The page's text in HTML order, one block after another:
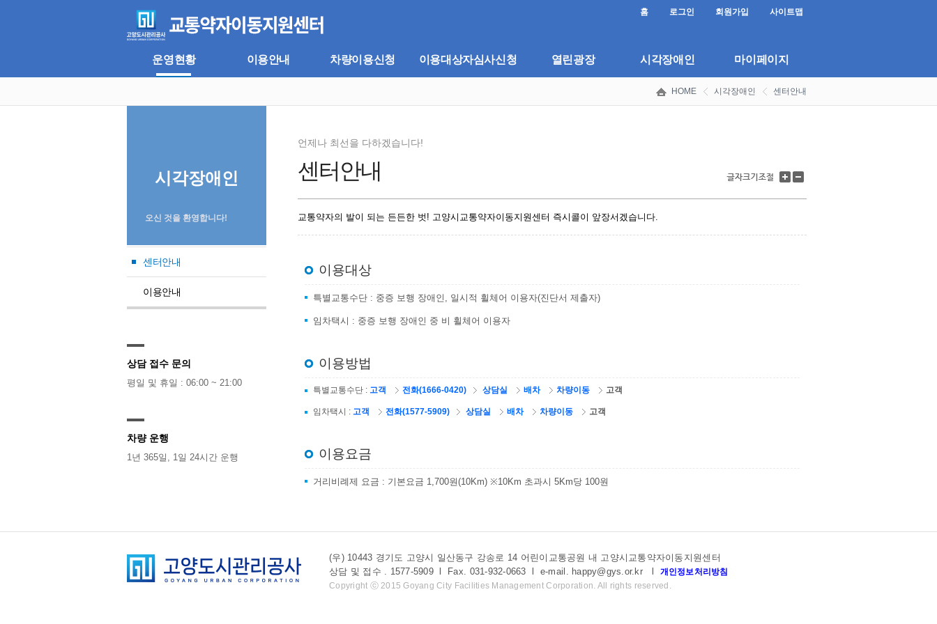
뉴
바
기
바
로
홈 로그인 회원가입 사이트맵
운영현황 이용안내 차량이용신청 이용대상자심사신청 열린광장 시각장애인 마이페이지
HOME 시각장애인 센터안내
시각장애인
오신 것을 환영합니다!
센터안내
이용안내
상담 접수 문의
평일 및 휴일 : 06:00 ~ 21:00
차량 운행
1년 365일, 1일 24시간 운행
센터안내
언제나 최선을 다하겠습니다!
크 크
교통약자의 발이 되는 든든한 벗! 고양시교통약자이동지원센터 즉시콜이 앞장서겠습니다.
이용대상
특별교통수단 : 중증 보행 장애인, 일시적 휠체어 이용자(진단서 제출자)
임차택시 : 중증 보행 장애인 중 비 휠체어 이용자
이용방법
특별교통수단 : 고객 전화(1666-0420) 상담실 배차 차량이동 고객
임차택시 : 고객 전화(1577-5909) 상담실 배차 차량이동 고객
이용요금
거리비례제 요금 : 기본요금 1,700원(10Km) ※10Km 초과시 5Km당 100원
(우) 10443 경기도 고양시 일산동구 강송로 14 어린이교통공원 내 고양시교통약자이동지원센터
상담 및 접수 . 1577-5909 l Fax. 031-932-0663 l e-mail. happy@gys.or.kr
개인정보처리방침
Copyright ⓒ 2015 Goyang City Facilities Management Corporation. All rights reserved.